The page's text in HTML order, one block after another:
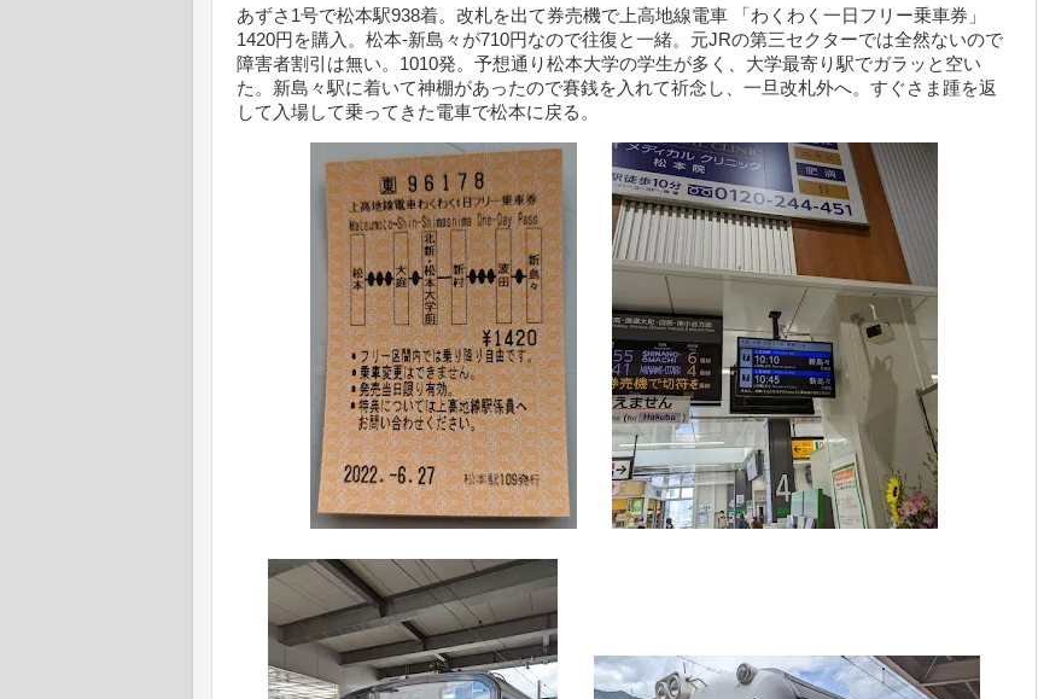
あずさ1号で松本駅938着。改札を出て券売機で上高地線電車 「わくわく一日フリー乗車券」
1420円を購入。松本-新島々が710円なので往復と一緒。元JRの第三セクターでは全然ないので
障害者割引は無い。1010発。予想通り松本大学の学生が多く、大学最寄り駅でガラッと空い
た。新島々駅に着いて神棚があったので賽銭を入れて祈念し、一旦改札外へ。すぐさま踵を返
して入場して乗ってきた電車で松本に戻る。